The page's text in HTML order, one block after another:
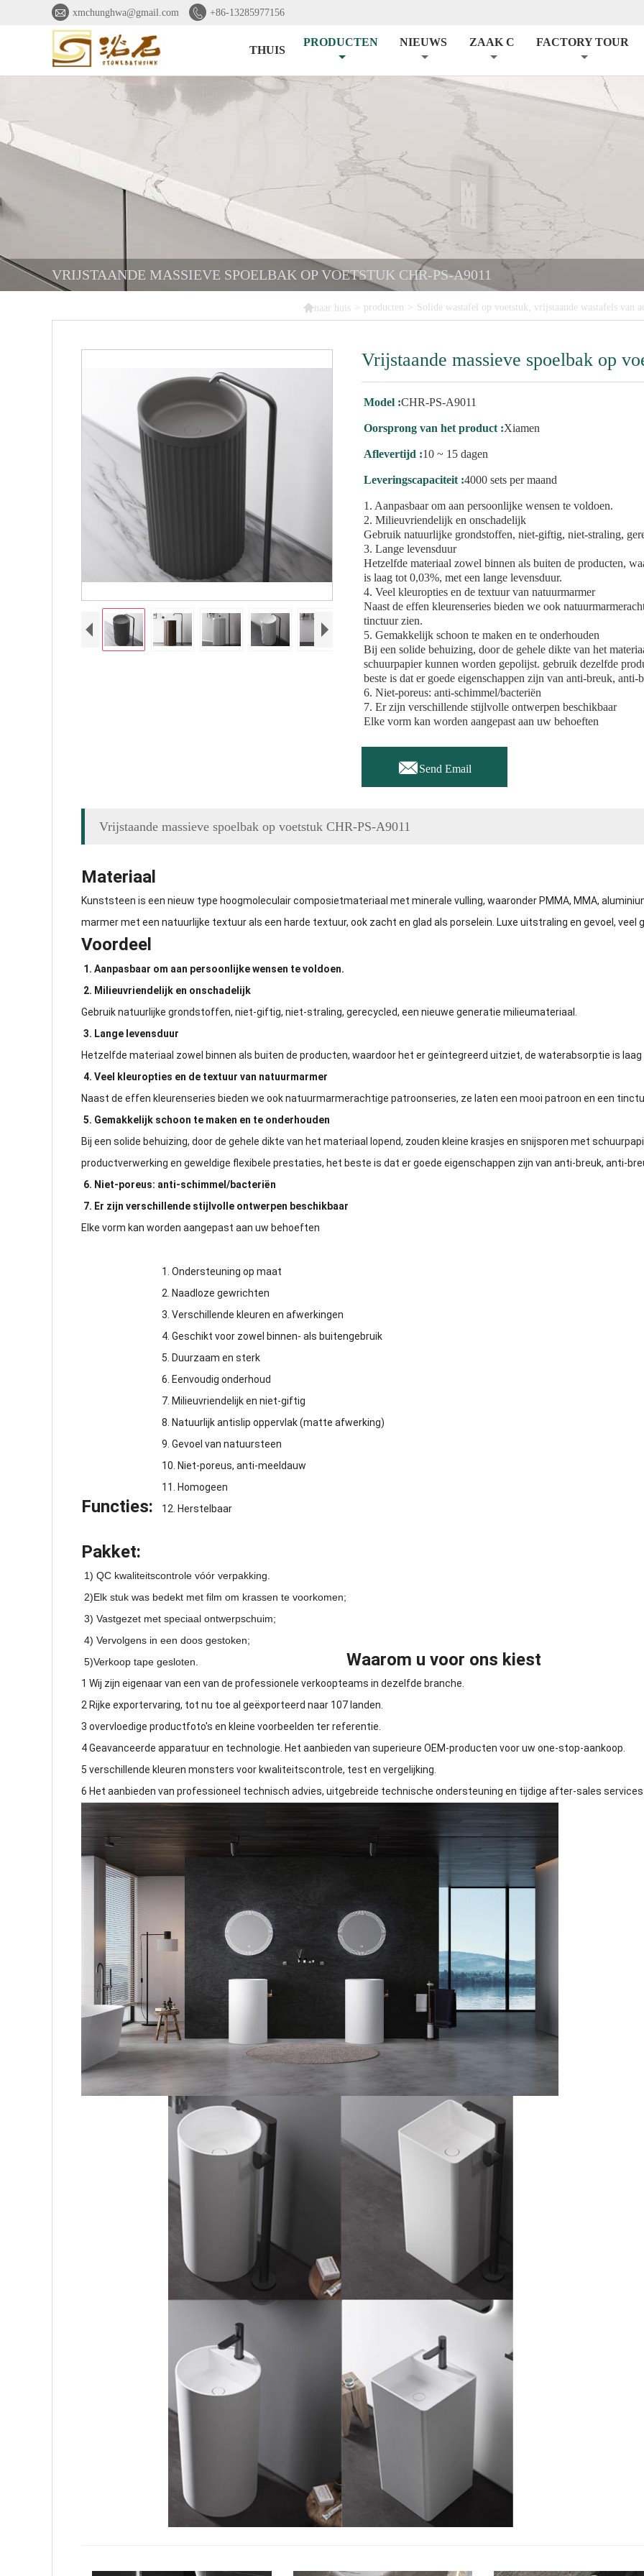
 xmchunghwa@gmail.com  +86-13285977156
THUIS
PRODUCTEN NIEUWS ZAAK C FACTORY TOUR
VRIJSTAANDE MASSIEVE SPOELBAK OP VOETSTUK CHR-PS-A9011
naar huis > producten > Solide wastafel op voetstuk, vrijstaande wastafels van
Vrijstaande massieve spoelbak op
Model :CHR-PS-A9011
Oorsprong van het product :Xiamen
Aflevertijd :10 ~ 15 dagen
Leveringscapaciteit :4000 sets per maand
1. Aanpasbaar om aan persoonlijke wensen te voldoen.
2. Milieuvriendelijk en onschadelijk
Gebruik natuurlijke grondstoffen, niet-giftig, niet-straling,
3. Lange levensduur
Hetzelfde materiaal zowel binnen als buiten de producten,
is laag tot 0,03%, met een lange levensduur.
4. Veel kleuropties en de textuur van natuurmarmer
Naast de effen kleurenseries bieden we ook
tinctuur zien.
5. Gemakkelijk schoon te maken en te onderhouden
Bij een solide behuizing, door de gehele dikte van het
schuurpapier kunnen worden gepolijst. gebruik dezelfde
beste is dat er goede eigenschappen zijn van anti-breuk, anti-
6. Niet-poreus: anti-schimmel/bacteriën
7. Er zijn verschillende stijlvolle ontwerpen beschikbaar
Elke vorm kan worden aangepast aan uw behoeften
Send Email
Vrijstaande massieve spoelbak op voetstuk CHR-PS-A9011
Materiaal
Kunststeen is een nieuw type hoogmoleculair composietmateriaal met minerale vulling, waaronder PMMA, MMA,
marmer met een natuurlijke textuur als een harde textuur, ook zacht en glad als porselein. Luxe uitstraling en gevoel,
Voordeel
1. Aanpasbaar om aan persoonlijke wensen te voldoen.
2. Milieuvriendelijk en onschadelijk
Gebruik natuurlijke grondstoffen, niet-giftig, niet-straling, gerecycled, een nieuwe generatie milieumateriaal.
3. Lange levensduur
Hetzelfde materiaal zowel binnen als buiten de producten, waardoor het er geïntegreerd uitziet, de waterabsorptie is laag
4. Veel kleuropties en de textuur van natuurmarmer
Naast de effen kleurenseries bieden we ook natuurmarmerachtige patroonseries, ze laten een mooi patroon en een
5. Gemakkelijk schoon te maken en te onderhouden
Bij een solide behuizing, door de gehele dikte van het materiaal lopend, zouden kleine krasjes en snijsporen met
productverwerking en geweldige flexibele prestaties, het beste is dat er goede eigenschappen zijn van anti-breuk, anti-
6. Niet-poreus: anti-schimmel/bacteriën
7. Er zijn verschillende stijlvolle ontwerpen beschikbaar
Elke vorm kan worden aangepast aan uw behoeften
Functies:
1. Ondersteuning op maat
2. Naadloze gewrichten
3. Verschillende kleuren en afwerkingen
4. Geschikt voor zowel binnen- als buitengebruik
5. Duurzaam en sterk
6. Eenvoudig onderhoud
7. Milieuvriendelijk en niet-giftig
8. Natuurlijk antislip oppervlak (matte afwerking)
9. Gevoel van natuursteen
10. Niet-poreus, anti-meeldauw
11. Homogeen
12. Herstelbaar
Pakket:
1) QC kwaliteitscontrole vóór verpakking.
2)Elk stuk was bedekt met film om krassen te voorkomen;
3) Vastgezet met speciaal ontwerpschuim;
4) Vervolgens in een doos gestoken;
5)Verkoop tape gesloten.
Waarom u voor ons kiest
1 Wij zijn eigenaar van een van de professionele verkoopteams in dezelfde branche.
2 Rijke exportervaring, tot nu toe al geëxporteerd naar 107 landen.
3 overvloedige productfoto's en kleine voorbeelden ter referentie.
4 Geavanceerde apparatuur en technologie. Het aanbieden van superieure OEM-producten voor uw one-stop-aankoop.
5 verschillende kleuren monsters voor kwaliteitscontrole, test en vergelijking.
6 Het aanbieden van professioneel technisch advies, uitgebreide technische ondersteuning en tijdige after-sales